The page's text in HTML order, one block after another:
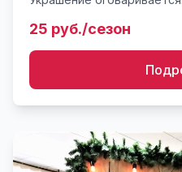
нишах. Гирляндой...
25 руб./сезон